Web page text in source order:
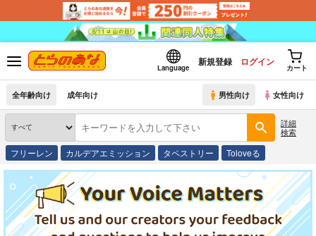
Language
新規登録 ログイン
カート
全年齢向け 成年向け 男性向け 女性向け
詳細
検索
フリーレン カルデアエミッション タペストリー Toloveる